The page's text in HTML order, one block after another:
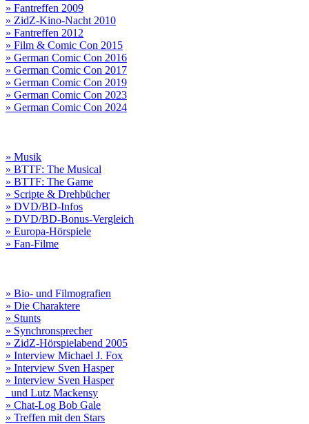
» Fantreffen 2009
» ZidZ-Kino-Nacht 2010
» Fantreffen 2012
» Film & Comic Con 2015
» German Comic Con 2016
» German Comic Con 2017
» German Comic Con 2019
» German Comic Con 2023
» German Comic Con 2024
» Musik
» BTTF: The Musical
» BTTF: The Game
» Scripte & Drehbücher
» DVD/BD-Infos
» DVD/BD-Bonus-Vergleich
» Europa-Hörspiele
» Fan-Filme
» Bio- und Filmografien
» Die Charaktere
» Stunts
» Synchronsprecher
» ZidZ-Hörspielabend 2005
» Interview Michael J. Fox
» Interview Sven Hasper
» Interview Sven Hasper
und Lutz Mackensy
» Chat-Log Bob Gale
» Treffen mit den Stars